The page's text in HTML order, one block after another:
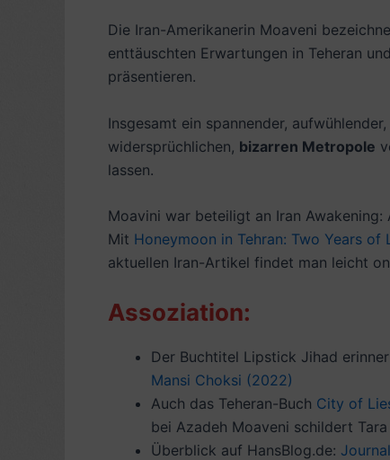
Die Iran-Amerikanerin Moaveni
enttäuschten Erwartungen in Teheran
präsentieren.
Insgesamt ein spannender,
widersprüchlichen, bizarren Metropole
lassen.
Moavini war beteiligt an Iran
Mit Honeymoon in Tehran: Two Years of
aktuellen Iran-Artikel findet man leicht
Assoziation:
Der Buchtitel Lipstick Jihad
Mansi Choksi (2022)
Auch das Teheran-Buch City of
bei Azadeh Moaveni schildert
Überblick auf HansBlog.de: